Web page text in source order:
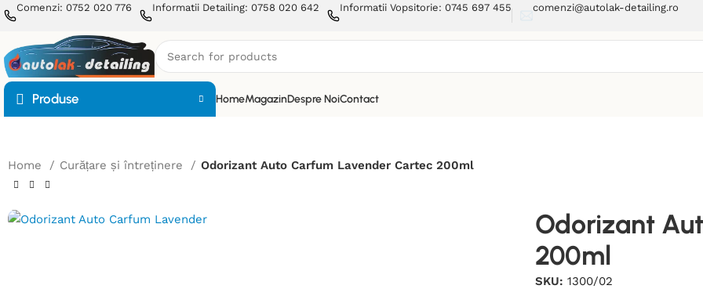
Comenzi: 0752 020 776 Informatii Detailing: 0758 020 642 Informatii Vopsitorie: 0745 697 455 comenzi@autolak-detailing.ro
Produse HomeMagazinDespre NoiContact
Home Curățare și întreținere Odorizant Auto Carfum Lavender Cartec 200ml
Odorizant
200ml
SKU: 1300/02